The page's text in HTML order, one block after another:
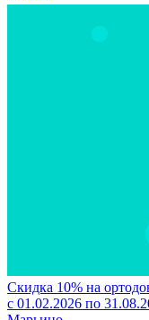
Скидка 10% на
с 01.02.2026 по